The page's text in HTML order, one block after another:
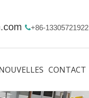
+86-13305721922
CONTACT